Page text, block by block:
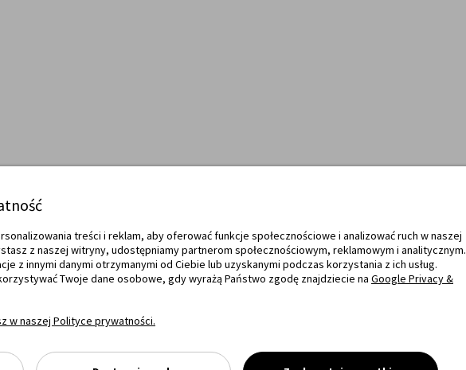
treści i reklam, aby oferować funkcje społecznościowe i analizować ruch w naszej
z naszej witryny, udostępniamy partnerom społecznościowym, reklamowym i analitycznym.
z innymi danymi otrzymanymi od Ciebie lub uzyskanymi podczas korzystania z ich usług.
Twoje dane osobowe, gdy wyrażą Państwo zgodę znajdziecie na Google Privacy &
w naszej Polityce prywatności.